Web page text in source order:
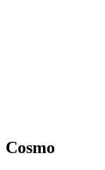
Cosmo